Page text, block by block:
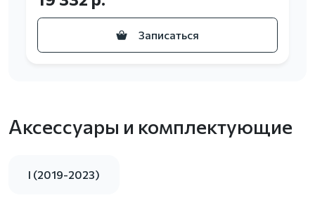
Записаться
Аксессуары и комплектующие
I (2019-2023)